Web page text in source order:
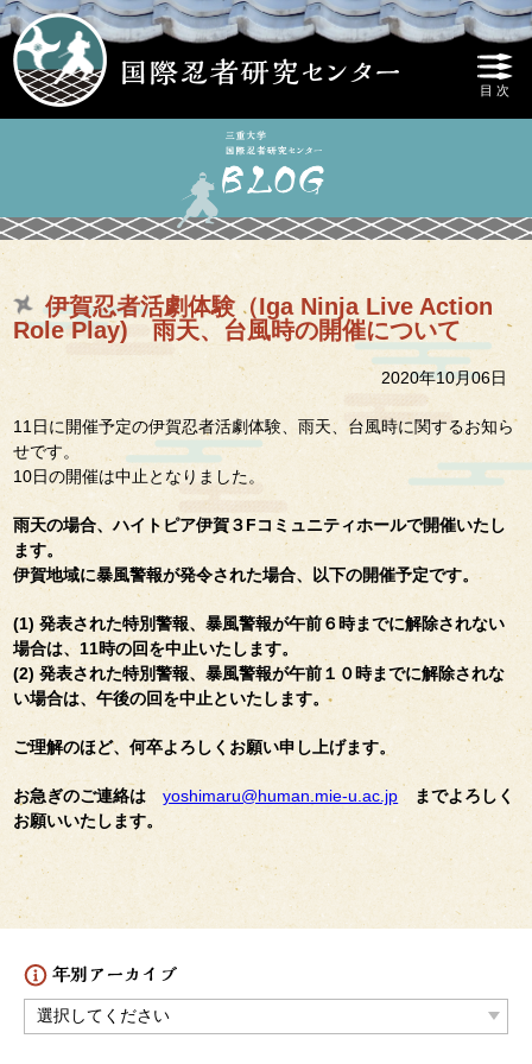
伊賀忍者活劇体験（Iga Ninja Live Action
Role Play) 雨天、台風時の開催について
2020年10月06日
11日に開催予定の伊賀忍者活劇体験、雨天、台風時に関するお知ら
せです。
10日の開催は中止となりました。
雨天の場合、ハイトピア伊賀３Fコミュニティホールで開催いたし
ます。
伊賀地域に暴風警報が発令された場合、以下の開催予定です。
(1) 発表された特別警報、暴風警報が午前６時までに解除されない
場合は、11時の回を中止いたします。
(2) 発表された特別警報、暴風警報が午前１０時までに解除されな
い場合は、午後の回を中止といたします。
ご理解のほど、何卒よろしくお願い申し上げます。
お急ぎのご連絡は yoshimaru@human.mie-u.ac.jp
までよろしく
お願いいたします。